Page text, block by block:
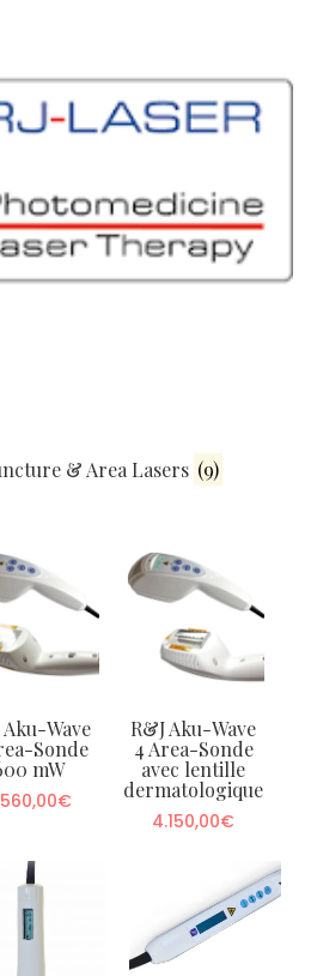
& Area Lasers (9)
Aku-Wave
Sonde
mW
€
R&J Aku-Wave
4 Area-Sonde
avec lentille
dermatologique
4.150,00€